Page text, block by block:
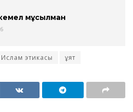
мұсылман
Ислам этикасы ұят